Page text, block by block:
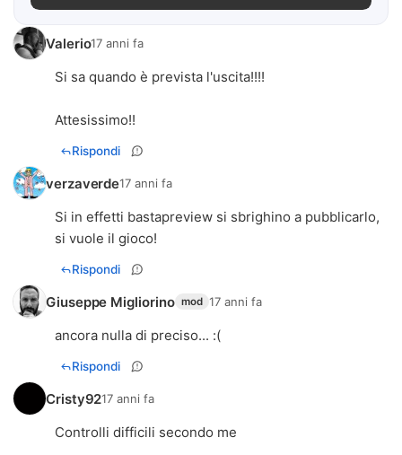
Valerio17 anni fa
Si sa quando è prevista l'uscita!!!!
Attesissimo!!
Rispondi
verzaverde17 anni fa
Si in effetti bastapreview si sbrighino a pubblicarlo,
si vuole il gioco!
Rispondi
Giuseppe Migliorino mod 17 anni fa
ancora nulla di preciso... :(
Rispondi
Cristy9217 anni fa
Controlli difficili secondo me